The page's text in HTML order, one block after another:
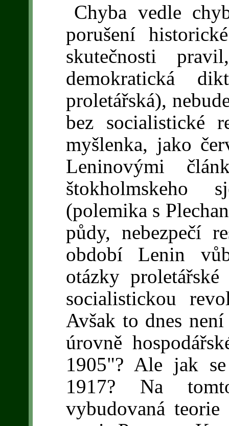
Chyba vedle
porušení
skutečnosti
demokratická
proletářská),
bez socialistické
myšlenka, jako
Leninovými
(polemika s
půdy, nebezpečí
období Lenin
otázky
socialistickou
Avšak to dnes
úrovně
1905"? Ale jak
1917? Na
vybudovaná teorie